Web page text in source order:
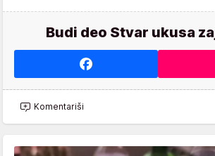
Budi deo Stvar ukusa
Komentariši